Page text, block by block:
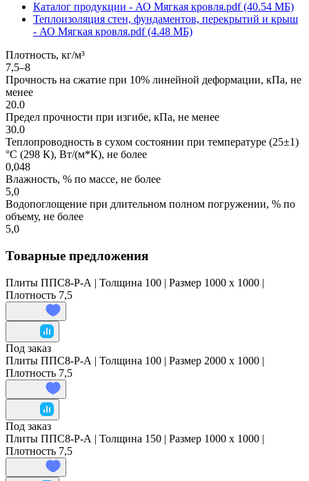
Каталог продукции - АО Мягкая кровля.pdf (40.54 МБ)
Теплоизоляция стен, фундаментов, перекрытий и крыш
- АО Мягкая кровля.pdf (4.48 МБ)
Плотность, кг/м³
7,5–8
Прочность на сжатие при 10% линейной деформации, кПа, не
менее
20.0
Предел прочности при изгибе, кПа, не менее
30.0
Теплопроводность в сухом состоянии при температуре (25±1)
°С (298 К), Вт/(м*К), не более
0,048
Влажность, % по массе, не более
5,0
Водопоглощение при длительном полном погружении, % по
объему, не более
5,0
Товарные предложения
Плиты ППС8-Р-А | Толщина 100 | Размер 1000 x 1000 |
Плотность 7,5
Под заказ
Плиты ППС8-Р-А | Толщина 100 | Размер 2000 x 1000 |
Плотность 7,5
Под заказ
Плиты ППС8-Р-А | Толщина 150 | Размер 1000 x 1000 |
Плотность 7,5